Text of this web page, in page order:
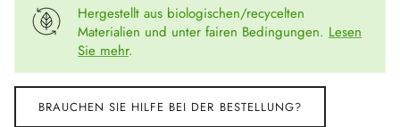
Hergestellt aus biologischen/recycelten
Materialien und unter fairen Bedingungen. Lesen
Sie mehr.
BRAUCHEN SIE HILFE BEI DER BESTELLUNG?